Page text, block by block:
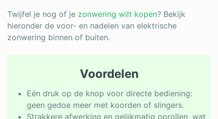
Twijfel je nog of je zonwering wilt kopen? Bekijk
hieronder de voor- en nadelen van elektrische
zonwering binnen of buiten.
Voordelen
Eén druk op de knop voor directe bediening:
geen gedoe meer met koorden of slingers.
Strakkere afwerking en gelijkmatig oprollen, wat